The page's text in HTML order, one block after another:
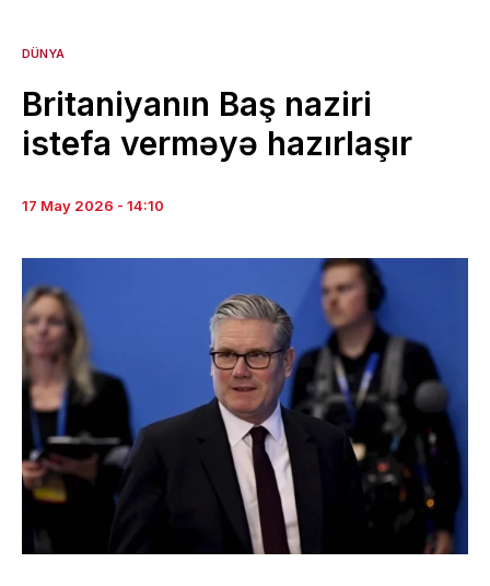
DÜNYA
Britaniyanın Baş naziri
istefa verməyə hazırlaşır
17 May 2026 - 14:10